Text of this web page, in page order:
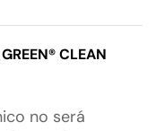
CLEAN
no será